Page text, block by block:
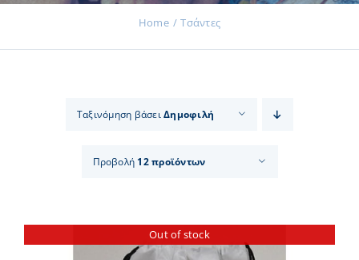
Home Τσάντες
Ταξινόμηση βάσειΔημοφιλή
Προβολή 12 προϊόντων
Out of stock